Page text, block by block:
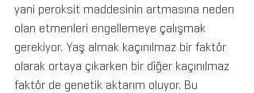
yani peroksit maddesinin artmasına neden
olan etmenleri engellemeye çalışmak
gerekiyor. Yaş almak kaçınılmaz bir faktör
olarak ortaya çıkarken bir diğer kaçınılmaz
faktör de genetik aktarım oluyor. Bu